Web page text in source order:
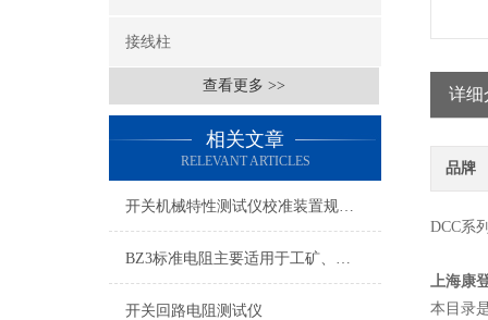
接线柱
查看更多 >>
相关文章
RELEVANT ARTICLES
开关机械特性测试仪校准装置规则及注意事项
BZ3标准电阻主要适用于工矿、学校、科研使用
开关回路电阻测试仪
详细
品牌
DCC系
上海康
本目录